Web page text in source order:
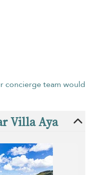
concierge team would
Villa Aya